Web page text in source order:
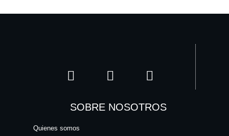
SOBRE NOSOTROS
Quienes somos